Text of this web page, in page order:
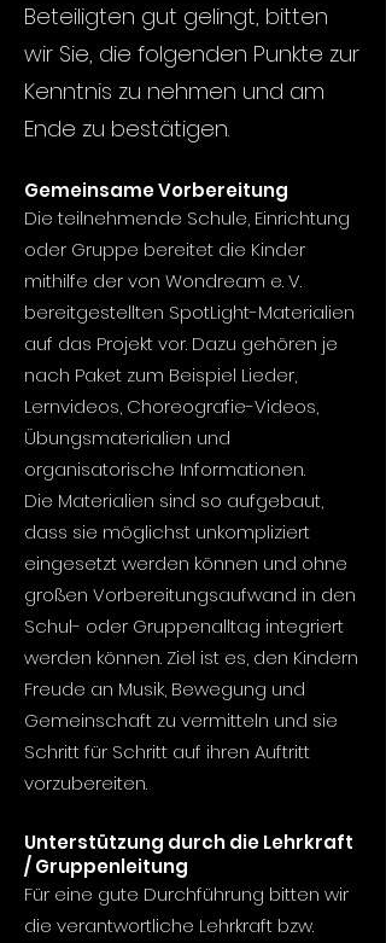
Beteiligten gut gelingt, bitten
wir Sie, die folgenden Punkte zur
Kenntnis zu nehmen und am
Ende zu bestätigen.
Gemeinsame Vorbereitung
Die teilnehmende Schule, Einrichtung
oder Gruppe bereitet die Kinder
mithilfe der von Wondream e. V.
bereitgestellten SpotLight-Materialien
auf das Projekt vor. Dazu gehören je
nach Paket zum Beispiel Lieder,
Lernvideos, Choreografie-Videos,
Übungsmaterialien und
organisatorische Informationen.
Die Materialien sind so aufgebaut,
dass sie möglichst unkompliziert
eingesetzt werden können und ohne
großen Vorbereitungsaufwand in den
Schul- oder Gruppenalltag integriert
werden können. Ziel ist es, den Kindern
Freude an Musik, Bewegung und
Gemeinschaft zu vermitteln und sie
Schritt für Schritt auf ihren Auftritt
vorzubereiten.
Unterstützung durch die Lehrkraft
/ Gruppenleitung
Für eine gute Durchführung bitten wir
die verantwortliche Lehrkraft bzw.